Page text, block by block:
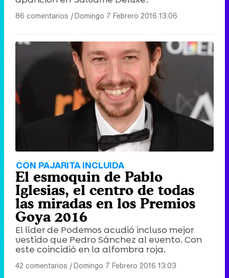
86 comentarios |Domingo 7 Febrero 2016 13:06
CON PAJARITA INCLUIDA
El esmoquin de Pablo
Iglesias, el centro de todas
las miradas en los Premios
Goya 2016
El líder de Podemos acudió incluso mejor
vestido que Pedro Sánchez al evento. Con
este coincidió en la alfombra roja.
42 comentarios |Domingo 7 Febrero 2016 13:03